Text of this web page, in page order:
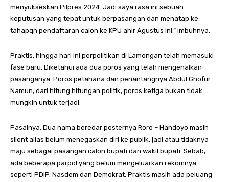
menyukseskan Pilpres 2024. Jadi saya rasa ini sebuah
keputusan yang tepat untuk berpasangan dan menatap ke
tahapqn pendaftaran calon ke KPU ahir Agustus ini,” imbuhnya.
Praktis, hingga hari ini perpolitikan di Lamongan telah memasuki
fase baru. Diketahui ada dua poros yang telah mengenalkan
pasanganya. Poros petahana dan penantangnya Abdul Ghofur.
Namun, dari hitung hitungan politik, poros ketiga bukan tidak
mungkin untuk terjadi.
Pasalnya, Dua nama beredar posternya Roro – Handoyo masih
silent alias belum menegaskan diri ke publik, jadi atau tidaknya
maju sebagai pasangan calon bupati dan wakil bupati. Sebab,
ada beberapa parpol yang belum mengeluarkan rekomnya
seperti PDIP, Nasdem dan Demokrat. Praktis masih ada peluang